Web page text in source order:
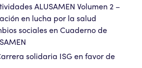
ALUSAMEN Volumen 2 –
en lucha por la salud
socialesen Cuaderno de
solidaria ISG en favor de